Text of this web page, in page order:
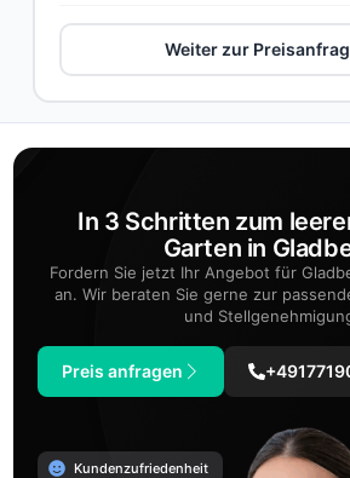
Weiter zur
In 3 Schritten zum
Garten in
Fordern Sie jetzt Ihr Angebot für
an. Wir beraten Sie gerne zur
und
Preis anfragen
Kundenzufriedenheit